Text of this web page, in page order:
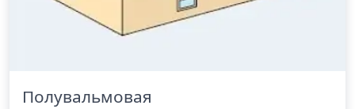
Полувальмовая